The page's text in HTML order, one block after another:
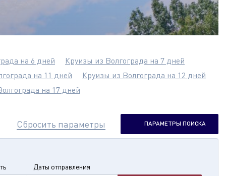
на 6 дней
Круизы из Волгограда на 7 дней
на 11 дней
Круизы из Волгограда на 12 дней
на 17 дней
Сбросить параметры ПАРАМЕТРЫ ПОИСКА
Даты отправления